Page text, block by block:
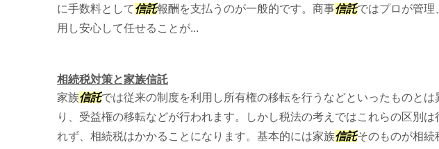
に手数料として信託報酬を支払うのが一般的です。商事信託ではプロが管理
用し安心して任せることが...
相続税対策と家族信託
家族信託では従来の制度を利用し所有権の移転を行うなどといったものとは
り、受益権の移転などが行われます。しかし税法の考えではこれらの区別は
れず、相続税はかかることになります。基本的には家族信託そのものが相続